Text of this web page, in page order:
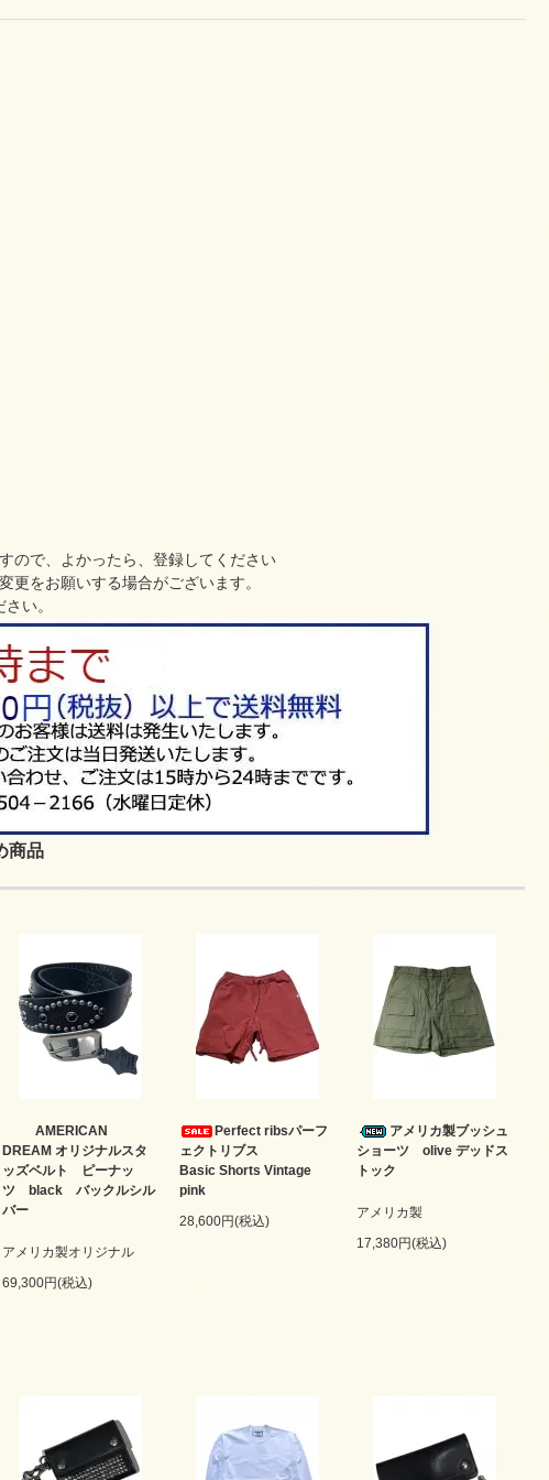
ので、よかったら、登録してください
をお願いする場合がございます。
い。
商品
AMERICAN
DREAM オリジナルスタ
ッズベルト ピーナッ
ツ black バックルシル
バー
アメリカ製オリジナル
69,300円(税込)
Perfect ribsパーフ
ェクトリブス
Basic Shorts Vintage
pink
28,600円(税込)
アメリカ製ブッシュ
ショーツ olive デッドス
トック
アメリカ製
17,380円(税込)